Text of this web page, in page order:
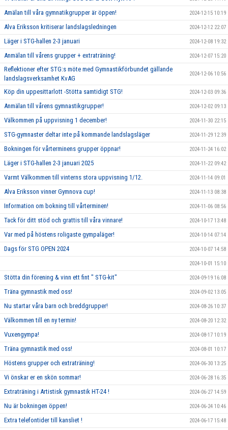
Amälan till våra gymnatikgrupper är öppen! 2024-12-15 10:19
Alva Eriksson kritiserar landslagsledningen 2024-12-12 22:07
Läger i STG-hallen 2-3 januari 2024-12-08 19:32
Anmälan till vårens grupper + extraträning! 2024-12-07 15:20
Reflektioner efter STG:s möte med Gymnastikförbundet gällande
landslagsverksamhet KvAG
2024-12-06 10:56
Köp din uppesittarlott -Stötta samtidigt STG! 2024-12-03 09:36
Anmälan till vårens gymnastikgrupper! 2024-12-02 09:13
Välkommen på uppvisning 1 december! 2024-11-30 22:15
STG-gymnaster deltar inte på kommande landslagsläger 2024-11-29 12:39
Bokningen för vårterminens grupper öppnar! 2024-11-24 16:02
Läger i STG-hallen 2-3 januari 2025 2024-11-22 09:42
Varmt Välkommen till vinterns stora uppvisning 1/12. 2024-11-14 09:01
Alva Eriksson vinner Gymnova cup! 2024-11-13 08:38
Information om bokning till vårterminen! 2024-11-06 08:56
Tack för ditt stöd och grattis till våra vinnare! 2024-10-17 13:48
Var med på höstens roligaste gympaläger! 2024-10-14 07:14
Dags för STG OPEN 2024 2024-10-07 14:58
2024-10-01 15:10
Stötta din förening & vinn ett fint " STG-kit" 2024-09-19 16:08
Träna gymnastik med oss! 2024-09-02 13:05
Nu startar våra barn och breddgrupper! 2024-08-26 10:37
Välkommen till en ny termin! 2024-08-20 12:32
Vuxengympa! 2024-08-17 10:19
Träna gymnastik med oss! 2024-08-01 10:17
Höstens grupper och extraträning! 2024-06-30 13:25
Vi önskar er en skön sommar! 2024-06-28 16:35
Extraträning i Artistisk gymnastik HT-24 ! 2024-06-27 14:59
Nu är bokningen öppen! 2024-06-24 10:46
Extra telefontider till kansliet ! 2024-06-17 15:48